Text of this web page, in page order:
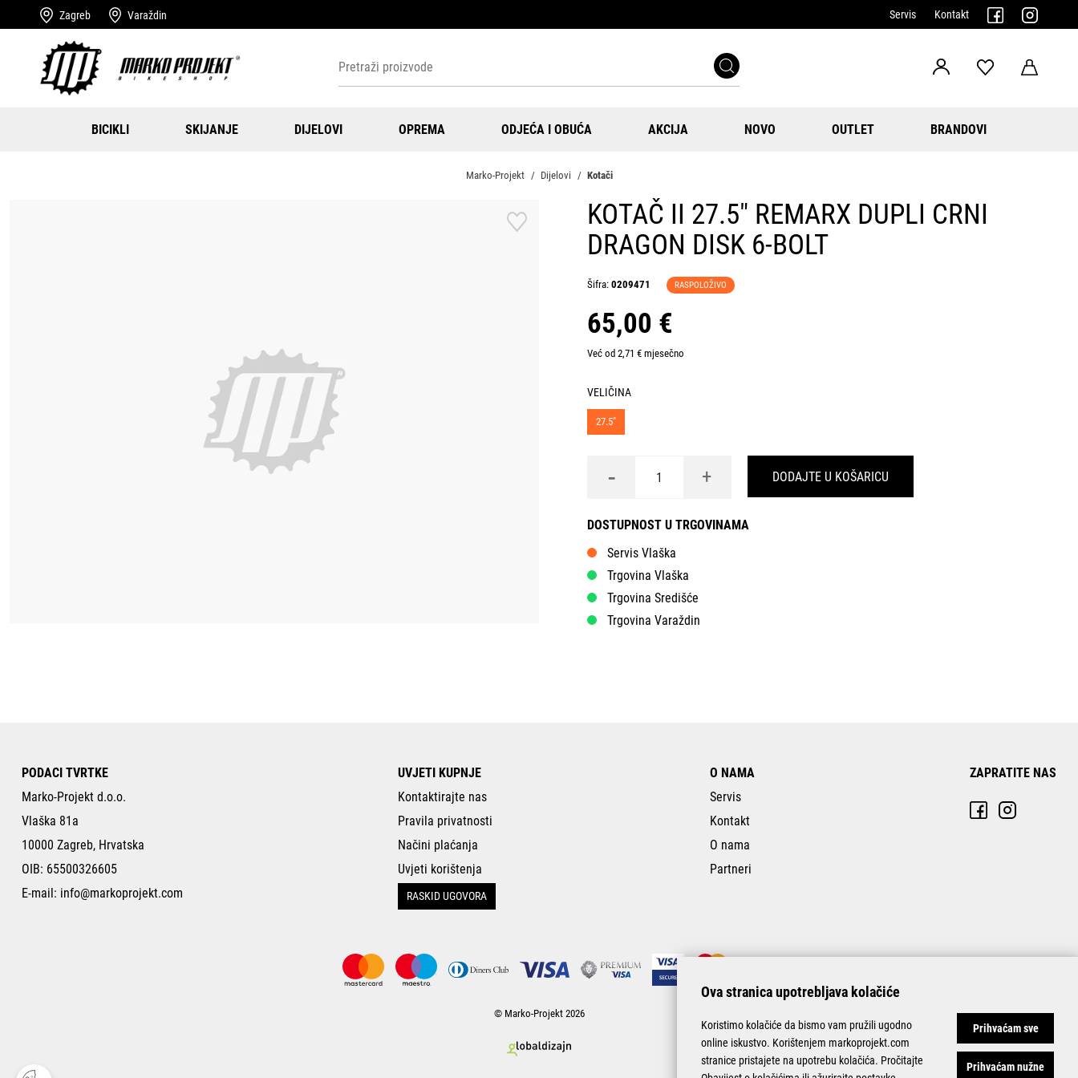
Zagreb Varaždin Servis Kontakt
BICIKLI SKIJANJE DIJELOVI OPREMA ODJEĆA I OBUĆA AKCIJA NOVO OUTLET BRANDOVI
Marko-Projekt Dijelovi Kotači
KOTAČ II 27.5" REMARX DUPLI CRNI
DRAGON DISK 6-BOLT
Šifra: 0209471 RASPOLOŽIVO
65,00 €
Već od 2,71 € mjesečno
VELIČINA
27.5"
- + DODAJTE U KOŠARICU
DOSTUPNOST U TRGOVINAMA
Servis Vlaška
Trgovina Vlaška
Trgovina Središće
Trgovina Varaždin
PODACI TVRTKE
Marko-Projekt d.o.o.
Vlaška 81a
10000 Zagreb, Hrvatska
OIB: 65500326605
E-mail: info@markoprojekt.com
UVJETI KUPNJE
Kontaktirajte nas
Pravila privatnosti
Načini plaćanja
Uvjeti korištenja
RASKID UGOVORA
O NAMA
Servis
Kontakt
O nama
Partneri
ZAPRATITE NAS
© Marko-Projekt 2026
Ova stranica upotrebljava kolačiće
Koristimo kolačiće da bismo vam pružili ugodno
online iskustvo. Korištenjem markoprojekt.com
stranice pristajete na upotrebu kolačića. Pročitajte
Prihvaćam sve
Prihvaćam nužne